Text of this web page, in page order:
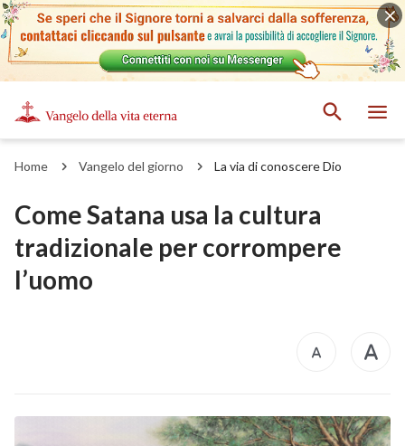
Home Vangelo del giorno La via di conoscere Dio
Come Satana usa la cultura
tradizionale per corrompere
l’uomo